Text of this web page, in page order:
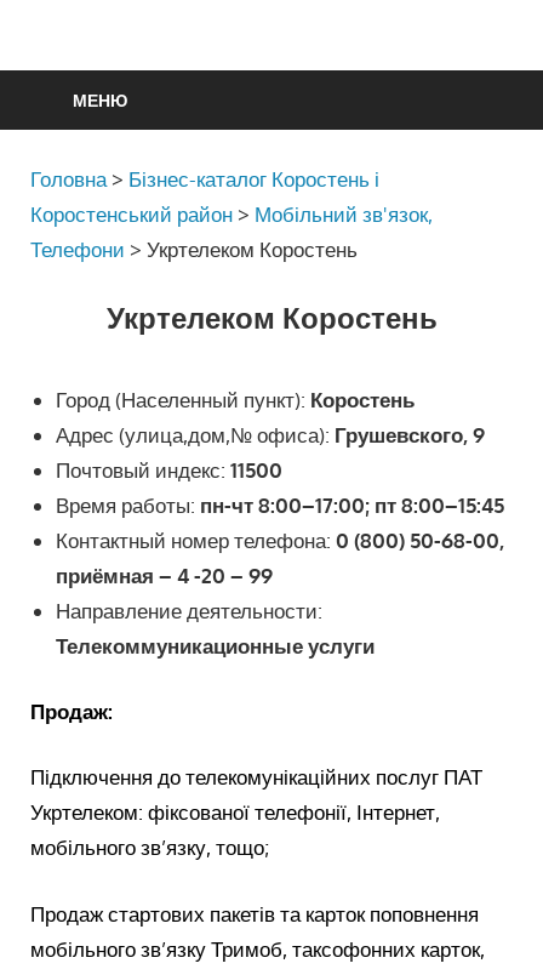
МЕНЮ
Головна > Бізнес-каталог Коростень і
Коростенський район > Мобільний зв'язок,
Телефони >Укртелеком Коростень
Укртелеком Коростень
Город (Населенный пункт): Коростень
Адрес (улица,дом,№ офиса): Грушевского, 9
Почтовый индекс: 11500
Время работы: пн-чт 8:00–17:00; пт 8:00–15:45
Контактный номер телефона:0 (800) 50-68-00,
приёмная – 4 -20 – 99
Направление деятельности:
Телекоммуникационные услуги
Продаж:
Підключення до телекомунікаційних послуг ПАТ
Укртелеком: фіксованої телефонії, Інтернет,
мобільного зв’язку, тощо;
Продаж стартових пакетів та карток поповнення
мобільного зв’язку Тримоб, таксофонних карток,